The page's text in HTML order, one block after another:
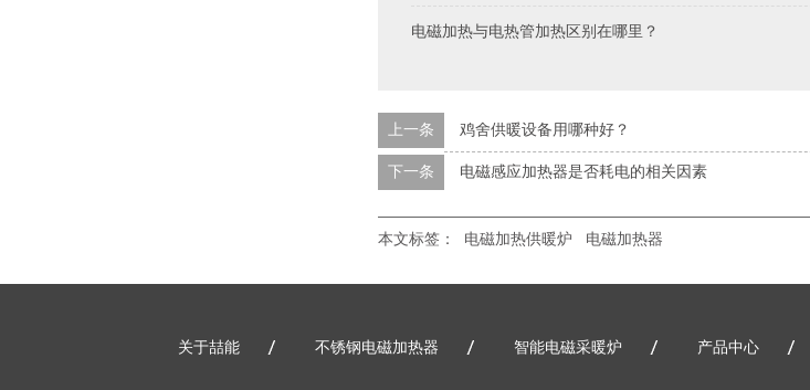
电磁加热与电热管加热区别在哪里？
上一条 鸡舍供暖设备用哪种好？
下一条 电磁感应加热器是否耗电的相关因素
本文标签： 电磁加热供暖炉 电磁加热器
关于喆能 不锈钢电磁加热器 智能电磁采暖炉 产品中心